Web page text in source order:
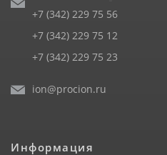
+7 (342) 229 75 56
+7 (342) 229 75 12
+7 (342) 229 75 23
ion@procion.ru
Информация